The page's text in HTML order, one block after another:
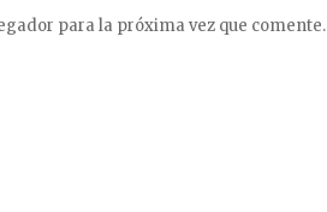
para la próxima vez que comente.